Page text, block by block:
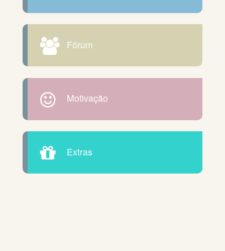
Fórum
Motivação
Extras